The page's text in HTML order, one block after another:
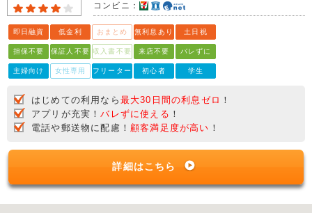
コンビニ：
即日融資 低金利 おまとめ 無利息あり 土日祝
担保不要 保証人不要 収入書不要 来店不要 バレずに
主婦向け 女性専用 フリーター 初心者 学生
はじめての利用なら 最大30日間の利息ゼロ ！
アプリが充実！バレずに使える ！
電話や郵送物に配慮！ 顧客満足度が高い ！
詳細はこちら